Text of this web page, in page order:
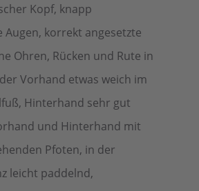
Kopf, knapp
korrekt angesetzte
Ohren, Rücken und Rute in
Vorhand etwas weich im
Hinterhand sehr gut
und Hinterhand mit
Pfoten, in der
leicht paddelnd,